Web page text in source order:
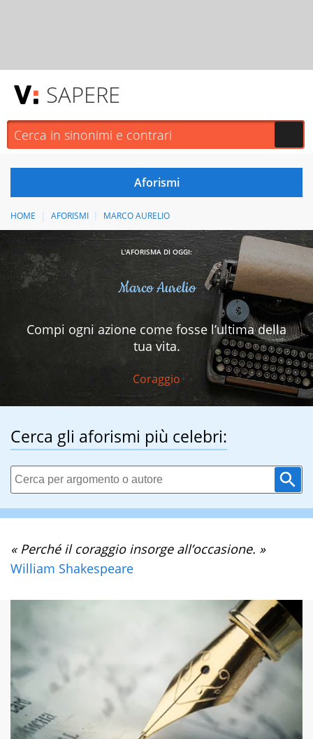
SAPERE
HOME AFORISMI MARCO AURELIO
L'AFORISMA DI OGGI:
Marco Aurelio
Compi ogni azione come fosse l’ultima della
tua vita.
Coraggio
Cerca gli aforismi più celebri:
« Perché il coraggio insorge all’occasione. »
William Shakespeare